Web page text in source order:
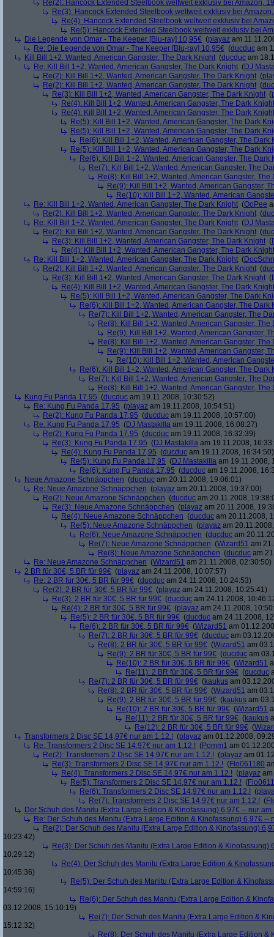
Re(2): Hancock Extended Steelbook weltweit exklusiv bei Amazon,
Re(3): Hancock Extended Steelbook weltweit exklusiv bei
Re(4): Hancock Extended Steelbook weltweit exklusiv bei
Re(5): Hancock Extended Steelbook weltweit exklusiv bei
Die Legende von Omar - The Keeper [Blu-ray] 10,95€ (playaz am
Re: Die Legende von Omar - The Keeper [Blu-ray] 10,95€ (ducduc am
Kill Bill 1+2, Wanted, American Gangster, The Dark Knight (ducduc am
Re: Kill Bill 1+2, Wanted, American Gangster, The Dark Knight (DJ
Re(2): Kill Bill 1+2, Wanted, American Gangster, The Dark Knight (
Re(2): Kill Bill 1+2, Wanted, American Gangster, The Dark Knight (
Re(3): Kill Bill 1+2, Wanted, American Gangster, The Dark Knight (
Re(4): Kill Bill 1+2, Wanted, American Gangster, The Dark Knight
Re(4): Kill Bill 1+2, Wanted, American Gangster, The Dark Knight
Re(5): Kill Bill 1+2, Wanted, American Gangster, The Dark
Re(5): Kill Bill 1+2, Wanted, American Gangster, The Dark
Re(6): Kill Bill 1+2, Wanted, American Gangster, The Dark
Re(5): Kill Bill 1+2, Wanted, American Gangster, The Dark
Re(6): Kill Bill 1+2, Wanted, American Gangster, The Dark
Re(7): Kill Bill 1+2, Wanted, American Gangster, The
Re(8): Kill Bill 1+2, Wanted, American Gangster, The
Re(9): Kill Bill 1+2, Wanted, American Gangster,
Re(10): Kill Bill 1+2, Wanted, American
Re: Kill Bill 1+2, Wanted, American Gangster, The Dark Knight (OoPee
Re(2): Kill Bill 1+2, Wanted, American Gangster, The Dark Knight (
Re: Kill Bill 1+2, Wanted, American Gangster, The Dark Knight (DJ
Re(2): Kill Bill 1+2, Wanted, American Gangster, The Dark Knight (
Re(3): Kill Bill 1+2, Wanted, American Gangster, The Dark Knight (
Re(4): Kill Bill 1+2, Wanted, American Gangster, The Dark Knight
Re: Kill Bill 1+2, Wanted, American Gangster, The Dark Knight (
Re(2): Kill Bill 1+2, Wanted, American Gangster, The Dark Knight (
Re(3): Kill Bill 1+2, Wanted, American Gangster, The Dark Knight (
Re(4): Kill Bill 1+2, Wanted, American Gangster, The Dark Knight
Re(5): Kill Bill 1+2, Wanted, American Gangster, The Dark
Re(6): Kill Bill 1+2, Wanted, American Gangster, The Dark
Re(7): Kill Bill 1+2, Wanted, American Gangster, The
Re(8): Kill Bill 1+2, Wanted, American Gangster, The
Re(9): Kill Bill 1+2, Wanted, American Gangster,
Re(8): Kill Bill 1+2, Wanted, American Gangster, The
Re(9): Kill Bill 1+2, Wanted, American Gangster,
Re(10): Kill Bill 1+2, Wanted, American
Re(6): Kill Bill 1+2, Wanted, American Gangster, The Dark
Re(7): Kill Bill 1+2, Wanted, American Gangster, The
Re(8): Kill Bill 1+2, Wanted, American Gangster, The
Kung Fu Panda 17,95 (ducduc am 19.11.2008, 10:30:52)
Re: Kung Fu Panda 17,95 (playaz am 19.11.2008, 10:54:51)
Re(2): Kung Fu Panda 17,95 (ducduc am 19.11.2008, 10:57:00)
Re: Kung Fu Panda 17,95 (DJ Mastakilla am 19.11.2008, 16:08:27)
Re(2): Kung Fu Panda 17,95 (ducduc am 19.11.2008, 16:32:39)
Re(3): Kung Fu Panda 17,95 (DJ Mastakilla am 19.11.2008,
Re(4): Kung Fu Panda 17,95 (ducduc am 19.11.2008, 16:34:50)
Re(5): Kung Fu Panda 17,95 (DJ Mastakilla am 19.11.2008,
Re(6): Kung Fu Panda 17,95 (ducduc am 19.11.2008,
Neue Amazone Schnäppchen (ducduc am 20.11.2008, 19:06:01)
Re: Neue Amazone Schnäppchen (playaz am 20.11.2008, 19:37:00)
Re(2): Neue Amazone Schnäppchen (ducduc am 20.11.2008,
Re(3): Neue Amazone Schnäppchen (playaz am 20.11.2008,
Re(4): Neue Amazone Schnäppchen (ducduc am 20.11.2008,
Re(5): Neue Amazone Schnäppchen (playaz am
Re(6): Neue Amazone Schnäppchen (ducduc am
Re(7): Neue Amazone Schnäppchen (Wizard51 am
Re(8): Neue Amazone Schnäppchen (ducduc am
Re: Neue Amazone Schnäppchen (Wizard51 am 21.11.2008, 02:30:50)
2 BR für 30€, 5 BR für 99€ (playaz am 24.11.2008, 10:07:57)
Re: 2 BR für 30€, 5 BR für 99€ (ducduc am 24.11.2008, 10:24:53)
Re(2): 2 BR für 30€, 5 BR für 99€ (playaz am 24.11.2008, 10:25:41)
Re(3): 2 BR für 30€, 5 BR für 99€ (ducduc am 24.11.2008,
Re(4): 2 BR für 30€, 5 BR für 99€ (playaz am 24.11.2008,
Re(5): 2 BR für 30€, 5 BR für 99€ (ducduc am 24.11.2008,
Re(6): 2 BR für 30€, 5 BR für 99€ (Wizard51 am
Re(7): 2 BR für 30€, 5 BR für 99€ (ducduc am
Re(8): 2 BR für 30€, 5 BR für 99€ (Wizard51 am
Re(9): 2 BR für 30€, 5 BR für 99€ (ducduc am
Re(10): 2 BR für 30€, 5 BR für 99€ (Wizard51
Re(11): 2 BR für 30€, 5 BR für 99€ (ducduc
Re(7): 2 BR für 30€, 5 BR für 99€ (kaukus am
Re(8): 2 BR für 30€, 5 BR für 99€ (Wizard51 am
Re(9): 2 BR für 30€, 5 BR für 99€ (kaukus am
Re(10): 2 BR für 30€, 5 BR für 99€ (Wizard51
Re(11): 2 BR für 30€, 5 BR für 99€ (kaukus
Re(12): 2 BR für 30€, 5 BR für 99€ (
Transformers 2 Disc SE 14,97€ nur am 1.12.! (playaz am 01.12.2008,
Re: Transformers 2 Disc SE 14,97€ nur am 1.12.! (Pomm1 am
Re(2): Transformers 2 Disc SE 14,97€ nur am 1.12.! (playaz am
Re(3): Transformers 2 Disc SE 14,97€ nur am 1.12.! (Flo061180
Re(4): Transformers 2 Disc SE 14,97€ nur am 1.12.! (playaz
Re(5): Transformers 2 Disc SE 14,97€ nur am 1.12.! (
Re(6): Transformers 2 Disc SE 14,97€ nur am 1.12.! (
Re(7): Transformers 2 Disc SE 14,97€ nur am 1.12.! (
Der Schuh des Manitu (Extra Large Edition & Kinofassung) 6,97€ -- nur am
Re: Der Schuh des Manitu (Extra Large Edition & Kinofassung) 6,97€ --
Re(2): Der Schuh des Manitu (Extra Large Edition & Kinofassung)
10:23:42)
Re(3): Der Schuh des Manitu (Extra Large Edition & Kinofassung)
10:29:12)
Re(4): Der Schuh des Manitu (Extra Large Edition &
10:45:36)
Re(5): Der Schuh des Manitu (Extra Large Edition &
14:59:16)
Re(6): Der Schuh des Manitu (Extra Large Edition &
03.12.2008, 15:10:19)
Re(7): Der Schuh des Manitu (Extra Large Edition &
15:12:32)
Re(8): Der Schuh des Manitu (Extra Large Edition &